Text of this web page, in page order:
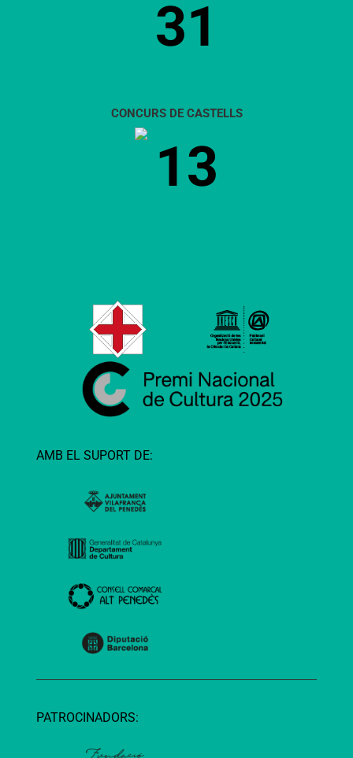
31
CONCURS DE CASTELLS
13
AMB EL SUPORT DE:
PATROCINADORS: